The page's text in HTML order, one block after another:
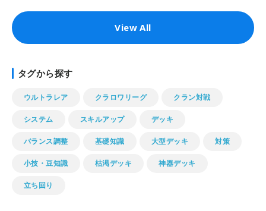
View All
タグから探す
ウルトラレア クラロワリーグ クラン対戦
システム スキルアップ デッキ
バランス調整 基礎知識 大型デッキ 対策
小技・豆知識 枯渇デッキ 神器デッキ
立ち回り